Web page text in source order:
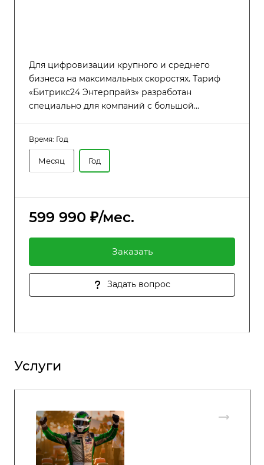
Для цифровизации крупного и среднего
бизнеса на максимальных скоростях. Тариф
«Битрикс24 Энтерпрайз» разработан
специально для компаний с большой
производительность, надёжность и гибкость в
управлении распределённой структурой.
Время: Год
Месяц Год
599 990 ₽/мес.
Заказать
Задать вопрос
Услуги